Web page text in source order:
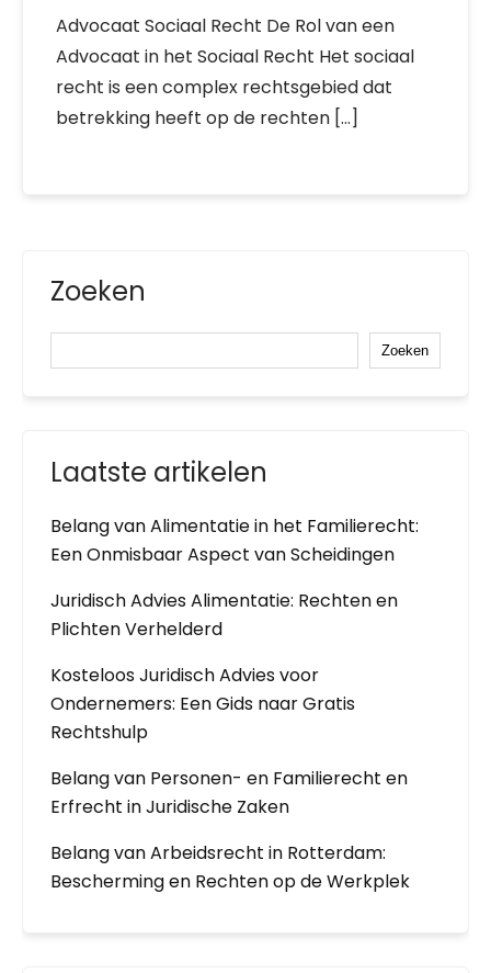
Advocaat Sociaal Recht De Rol van een
Advocaat in het Sociaal Recht Het sociaal
recht is een complex rechtsgebied dat
betrekking heeft op de rechten […]
Zoeken
Zoeken
Laatste artikelen
Belang van Alimentatie in het Familierecht:
Een Onmisbaar Aspect van Scheidingen
Juridisch Advies Alimentatie: Rechten en
Plichten Verhelderd
Kosteloos Juridisch Advies voor
Ondernemers: Een Gids naar Gratis
Rechtshulp
Belang van Personen- en Familierecht en
Erfrecht in Juridische Zaken
Belang van Arbeidsrecht in Rotterdam:
Bescherming en Rechten op de Werkplek